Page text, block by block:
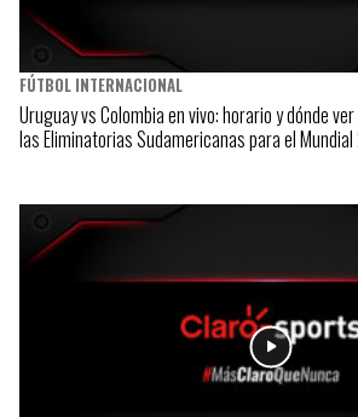
FÚTBOL INTERNACIONAL
Uruguay vs Colombia en vivo: horario y dónde
las Eliminatorias Sudamericanas para el